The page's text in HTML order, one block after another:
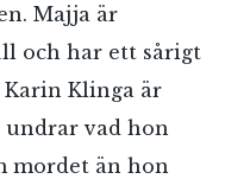
Majja är
och har ett sårigt
Klinga är
undrar vad hon
mordet än hon